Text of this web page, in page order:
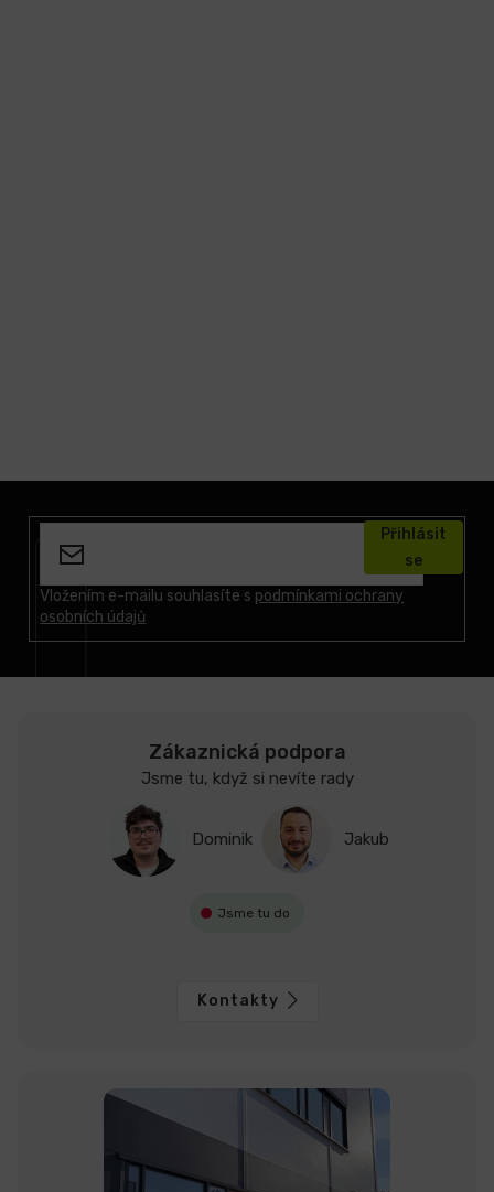
Vložením e-mailu souhlasíte s podmínkami ochrany
osobních údajů
Přihlásit
se
Zákaznická podpora
Jsme tu, když si nevíte rady
Dominik Jakub
Jsme tu do
Kontakty